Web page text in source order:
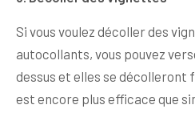
Si vous voulez décoller des
autocollants, vous pouvez
dessus et elles se
est encore plus efficace que